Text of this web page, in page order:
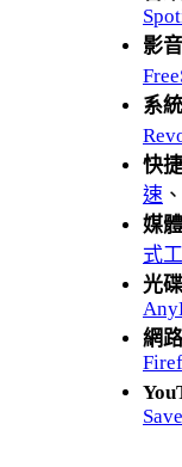
影
系
快
速 、
媒
式
光
網